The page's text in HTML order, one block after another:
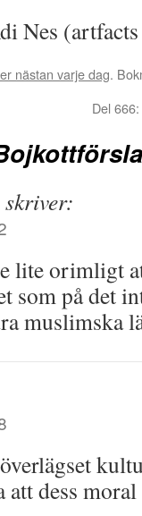
Nes
nästan varje dag.
Del
skriver:
lite orimligt
som på det
muslimska
att dess